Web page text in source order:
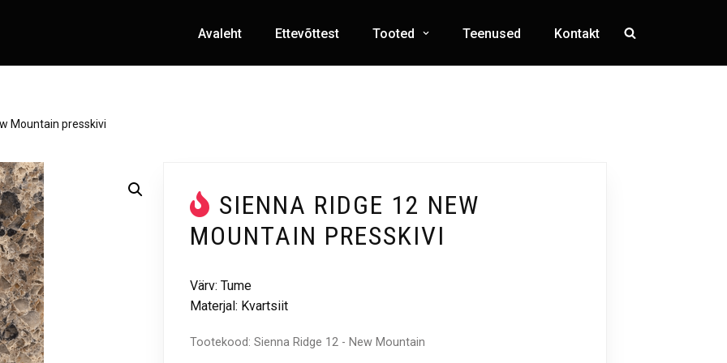
Avaleht Ettevõttest Tooted Teenused Kontakt
Mountain presskivi
SIENNA RIDGE 12 NEW
MOUNTAIN PRESSKIVI
Värv: Tume
Materjal: Kvartsiit
Tootekood:Sienna Ridge 12 - New Mountain